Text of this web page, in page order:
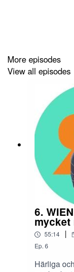
att ha testat den
Vi reser i tiden
Hjärtligt
More episodes
View all episodes
6.
mycket
55:14 |
Ep.6
Härliga